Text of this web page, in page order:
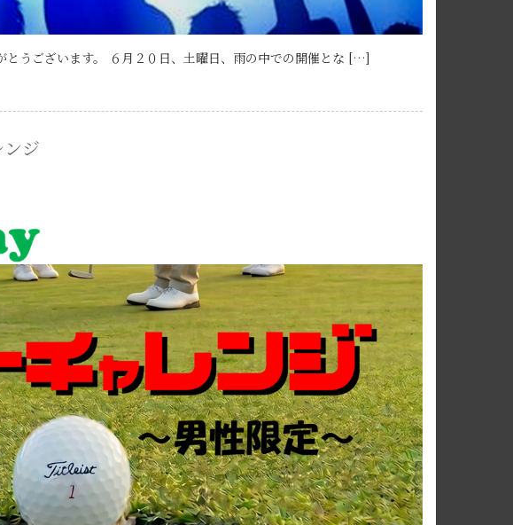
うございます。 ６月２０日、土曜日、雨の中での開催とな […]
ジ